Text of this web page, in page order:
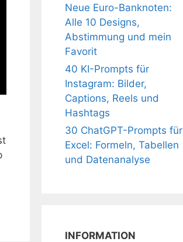
Neue Euro-Banknoten:
Alle 10 Designs,
Abstimmung und mein
Favorit
40 KI-Prompts für
Instagram: Bilder,
Captions, Reels und
Hashtags
30 ChatGPT-Prompts für
Excel: Formeln, Tabellen
und Datenanalyse
INFORMATION